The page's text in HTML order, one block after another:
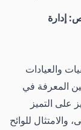
إدارة
والعيادات
المعرفة في
على التميز
والامتثال للوائح